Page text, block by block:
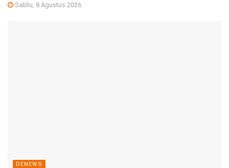
Sabtu, 8 Agustus 2026
DENEWS